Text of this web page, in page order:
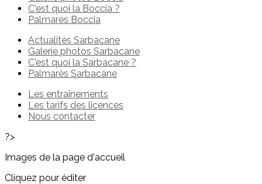
C'est quoi la Boccia ?
Palmarès Boccia
Actualités Sarbacane
Galerie photos Sarbacane
C'est quoi la Sarbacane ?
Palmarès Sarbacane
Les entraînements
Les tarifs des licences
Nous contacter
?>
Images de la page d'accueil
Cliquez pour éditer